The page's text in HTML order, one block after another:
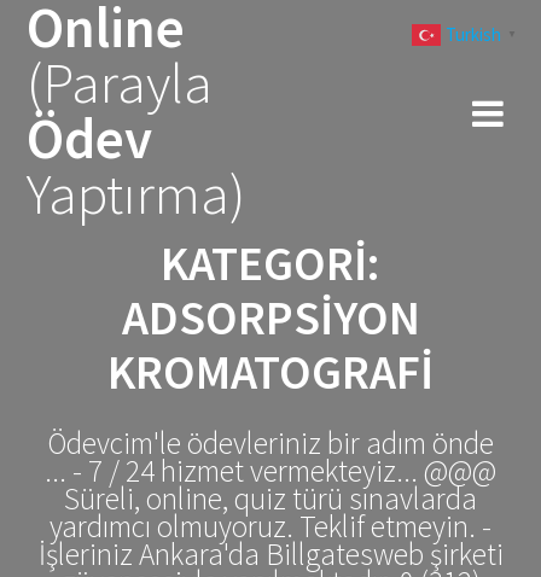
Online
(Parayla
Ödev
Yaptırma)
KATEGORI:
ADSORPSIYON
KROMATOGRAFI
Ödevcim'le ödevleriniz bir adım önde
... - 7 / 24 hizmet vermekteyiz... @@@
Süreli, online, quiz türü sınavlarda
yardımcı olmuyoruz. Teklif etmeyin. -
İşleriniz Ankara'da Billgatesweb şirketi
Turkish ▼